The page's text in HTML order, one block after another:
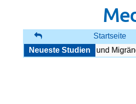
Startseite
Neueste Studien
zwischen COPD und Migräne